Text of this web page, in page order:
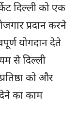
दिल्ली को एक
प्रदान करने
योगदान देते
से दिल्ली
को और
का काम